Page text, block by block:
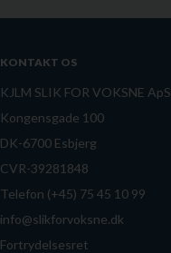
KONTAKT OS
KJLM SLIK FOR VOKSNE ApS
Kongensgade 100
DK-6700 Esbjerg
CVR-39281848
Telefon (+45) 75 45 10 99
info@slikforvoksne.dk
Fortrydelsesret